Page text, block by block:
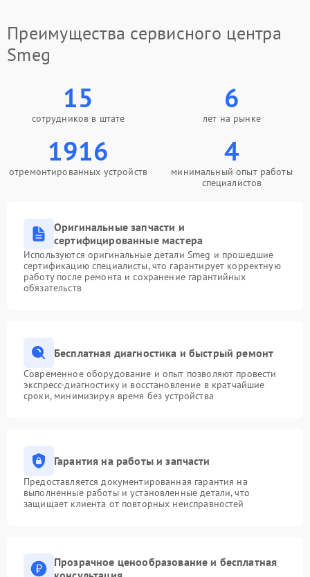
Преимущества сервисного центра
Smeg
15
сотрудников в штате
6
лет на рынке
1916
отремонтированных устройств
4
минимальный опыт работы
специалистов
Оригинальные запчасти и
сертифицированные мастера
Используются оригинальные детали Smeg и прошедшие
сертификацию специалисты, что гарантирует корректную
работу после ремонта и сохранение гарантийных
обязательств
Бесплатная диагностика и быстрый ремонт
Современное оборудование и опыт позволяют провести
экспресс-диагностику и восстановление в кратчайшие
сроки, минимизируя время без устройства
Гарантия на работы и запчасти
Предоставляется документированная гарантия на
выполненные работы и установленные детали, что
защищает клиента от повторных неисправностей
Прозрачное ценообразование и бесплатная